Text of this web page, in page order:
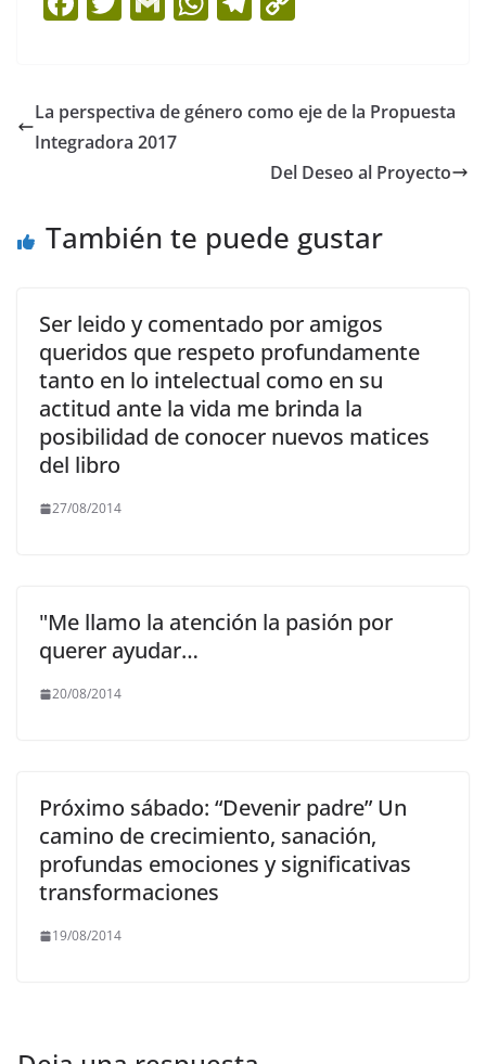
e
b
k
er l s gr
m
y
n
La perspectiva de género como eje de la Propuesta
Integradora 2017
Del Deseo al Proyecto
También te puede gustar
Ser leido y comentado por amigos
queridos que respeto profundamente
tanto en lo intelectual como en su
actitud ante la vida me brinda la
posibilidad de conocer nuevos matices
del libro
27/08/2014
"Me llamo la atención la pasión por
querer ayudar…
20/08/2014
Próximo sábado: “Devenir padre” Un
camino de crecimiento, sanación,
profundas emociones y significativas
transformaciones
19/08/2014